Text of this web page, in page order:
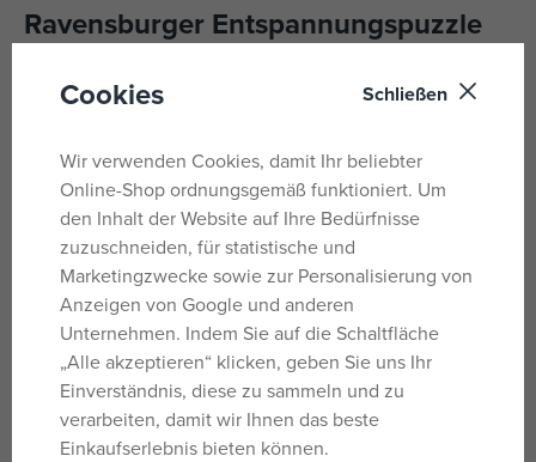
Ravensburger Entspannungspuzzle
von Ravensburger. Die einzigartigen Puzzleteile passen
perfekt zusammen.
Parameter
Geschlecht
Für Mädchen und
Jungen
Farbe Mehrfarbig
Cookies Schließen
Wir verwenden Cookies, damit Ihr beliebter
Online-Shop ordnungsgemäß funktioniert. Um
den Inhalt der Website auf Ihre Bedürfnisse
zuzuschneiden, für statistische und
Marketingzwecke sowie zur Personalisierung von
Anzeigen von Google und anderen
Unternehmen. Indem Sie auf die Schaltfläche
„Alle akzeptieren“ klicken, geben Sie uns Ihr
Einverständnis, diese zu sammeln und zu
verarbeiten, damit wir Ihnen das beste
Einkaufserlebnis bieten können.